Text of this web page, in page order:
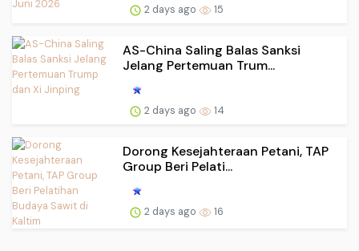
2 days ago 15
AS-China Saling Balas Sanksi
Jelang Pertemuan Trum...
2 days ago 14
Dorong Kesejahteraan Petani, TAP
Group Beri Pelati...
2 days ago 16